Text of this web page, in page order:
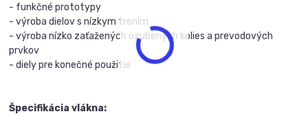
- funkčné prototypy
- výroba dielov s nízkym trením
- výroba nízko zaťažených ozubených kolies a prevodových
prvkov
- diely pre konečné použitie
Špecifikácia vlákna: